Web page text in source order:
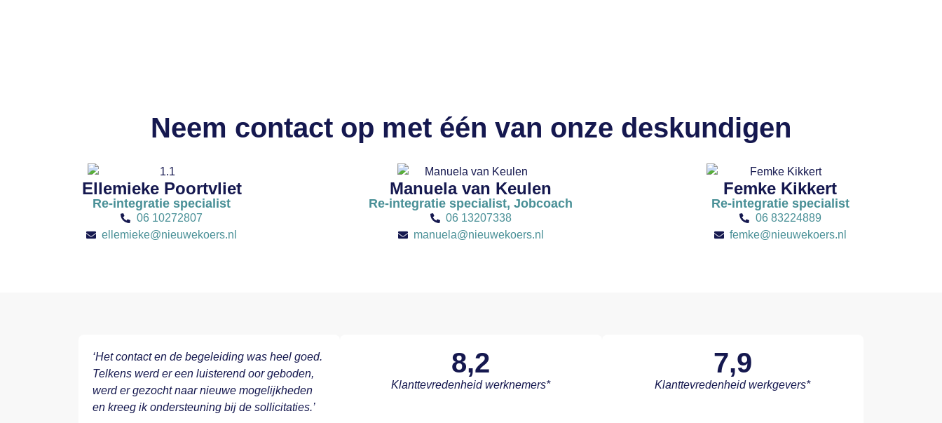
Neem contact op met één van onze deskundigen
Ellemieke Poortvliet
Re-integratie specialist
06 10272807
ellemieke@nieuwekoers.nl
Manuela van Keulen
Re-integratie specialist, Jobcoach
06 13207338
manuela@nieuwekoers.nl
Femke Kikkert
Re-integratie specialist
06 83224889
femke@nieuwekoers.nl
‘Het contact en de begeleiding was heel goed.
Telkens werd er een luisterend oor geboden,
werd er gezocht naar nieuwe mogelijkheden
en kreeg ik ondersteuning bij de sollicitaties.’
8,2
Klanttevredenheid werknemers*
7,9
Klanttevredenheid werkgevers*